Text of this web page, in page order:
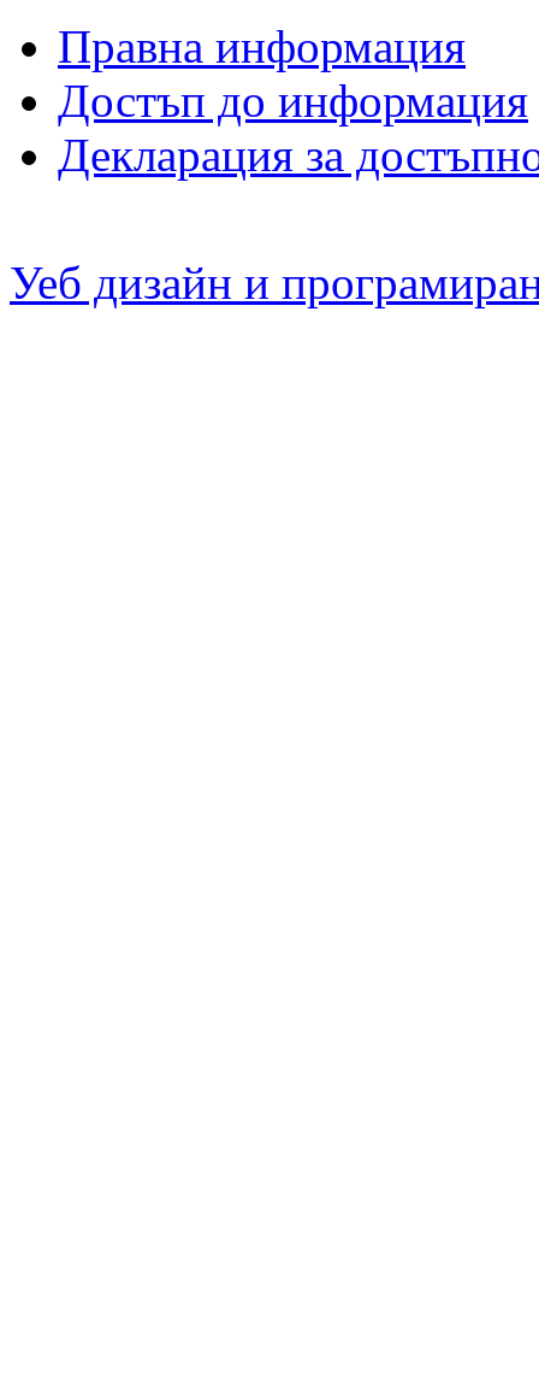
Правна информация
Достъп до информация
Декларация за
Уеб дизайн и